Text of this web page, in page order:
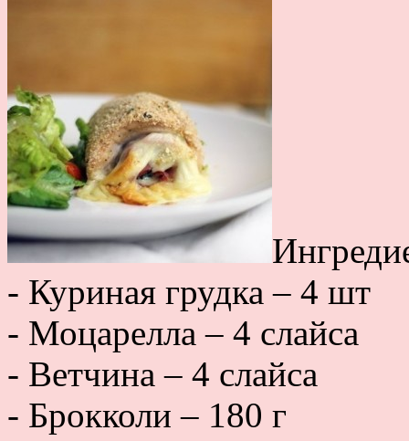
- Куриная грудка – 4 шт
- Моцарелла – 4 слайса
- Ветчина – 4 слайса
- Брокколи – 180 г